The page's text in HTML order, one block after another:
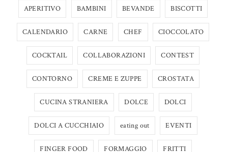
APERITIVO BAMBINI BEVANDE BISCOTTI
CALENDARIO CARNE CHEF CIOCCOLATO
COCKTAIL COLLABORAZIONI CONTEST
CONTORNO CREME E ZUPPE CROSTATA
CUCINA STRANIERA DOLCE DOLCI
DOLCI A CUCCHIAIO eating out EVENTI
FINGER FOOD FORMAGGIO FRITTI